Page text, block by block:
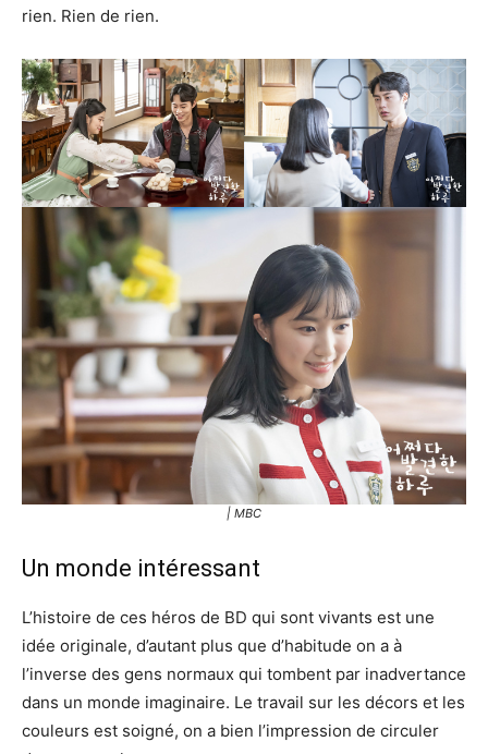
rien. Rien de rien.
| MBC
Un monde intéressant
L’histoire de ces héros de BD qui sont vivants est une
idée originale, d’autant plus que d’habitude on a à
l’inverse des gens normaux qui tombent par inadvertance
dans un monde imaginaire. Le travail sur les décors et les
couleurs est soigné, on a bien l’impression de circuler